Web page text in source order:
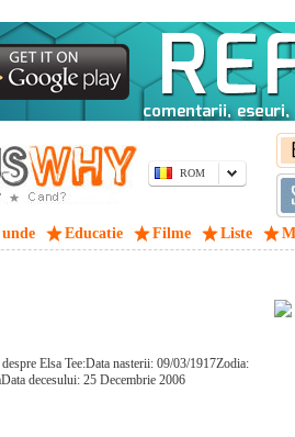
ROM
Educatie Filme Liste
Elsa Tee:Data nasterii: 09/03/1917Zodia:
decesului: 25 Decembrie 2006